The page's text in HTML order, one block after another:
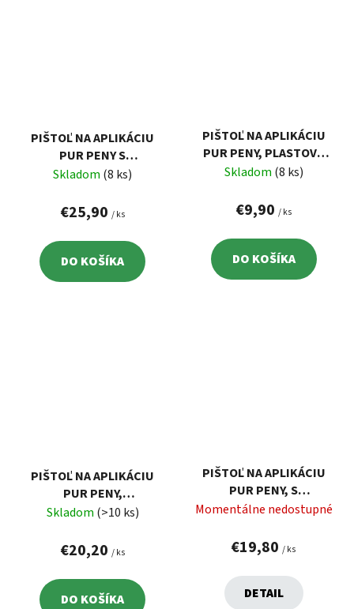
PIŠTOĽ NA APLIKÁCIU
PUR PENY S
TEFLÓNOVÝM
Skladom (8 ks)
€25,90 / ks
DO KOŠÍKA
PIŠTOĽ NA APLIKÁCIU
PUR PENY, PLASTOVÁ
RUKOVÄŤ, KOVOVÁ
Skladom (8 ks)
€9,90 / ks
DO KOŠÍKA
PIŠTOĽ NA APLIKÁCIU
PUR PENY,
POGUMOVANÁ RUKOVÄŤ,
Skladom (>10 ks)
€20,20 / ks
DO KOŠÍKA
PIŠTOĽ NA APLIKÁCIU
PUR PENY, S
REGULÁCIOU
DNÍ, 415G
Momentálne nedostupné
€19,80 / ks
DETAIL